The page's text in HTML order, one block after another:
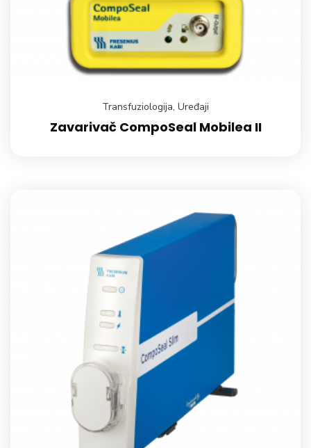
Transfuziologija, Uređaji
Zavarivač CompoSeal Mobilea II